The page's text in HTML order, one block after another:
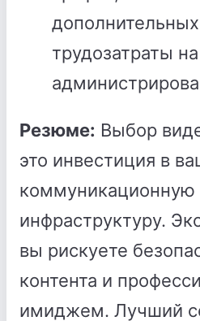
трудозатраты на
Резюме: Выбор
это инвестиция в
коммуникационную
инфраструктуру.
вы рискуете
контента и
имиджем. Лучший